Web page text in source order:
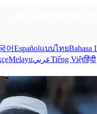
어EspañolแบบไทยBahasa
MelayuعربيTiếng Việtहिंदी